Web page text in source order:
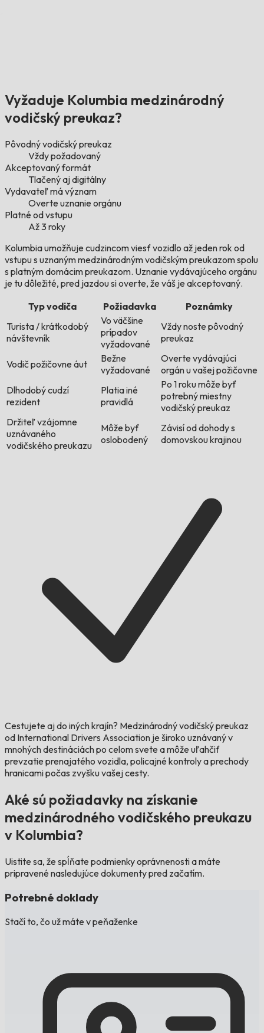
Vyžaduje Kolumbia medzinárodný
vodičský preukaz?
Pôvodný vodičský preukaz
Vždy požadovaný
Akceptovaný formát
Tlačený aj digitálny
Vydavateľ má význam
Overte uznanie orgánu
Platné od vstupu
Až 3 roky
Kolumbia umožňuje cudzincom viesť vozidlo až jeden rok od
vstupu s uznaným medzinárodným vodičským preukazom spolu
s platným domácim preukazom. Uznanie vydávajúceho orgánu
je tu dôležité, pred jazdou si overte, že váš je akceptovaný.
Typ vodiča
Požiadavka
Poznámky
Turista / krátkodobý
návštevník
Vo väčšine
prípadov
vyžadované
Vždy noste pôvodný
preukaz
Vodič požičovne áut
Bežne
vyžadované
Overte vydávajúci
orgán u vašej požičovne
Dlhodobý cudzí
rezident
Platia iné
pravidlá
Po 1 roku môže byť
potrebný miestny
vodičský preukaz
Držiteľ vzájomne
uznávaného
vodičského preukazu
Môže byť
oslobodený
Závisí od dohody s
domovskou krajinou
Cestujete aj do iných krajín? Medzinárodný vodičský preukaz
od International Drivers Association je široko uznávaný v
mnohých destináciách po celom svete a môže uľahčiť
prevzatie prenajatého vozidla, policajné kontroly a prechody
hranicami počas zvyšku vašej cesty.
Aké sú požiadavky na získanie
medzinárodného vodičského preukazu
v Kolumbia?
Uistite sa, že spĺňate podmienky oprávnenosti a máte
pripravené nasledujúce dokumenty pred začatím.
Potrebné doklady
Stačí to, čo už máte v peňaženke